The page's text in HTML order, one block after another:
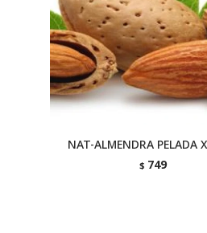
NAT-ALMENDRA PELADA
$ 749